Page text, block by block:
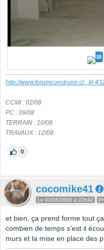
http://www.forumconstruire.c[...]it-
CCMI : 02/08
PC : 09/08
TERRAIN : 10/08
TRAVAUX : 12/08
0
cocomike41
Le 02/06/2009 à 22h42
et bien, ça prend forme tout
combien de temps s'est il
murs et la mise en place des